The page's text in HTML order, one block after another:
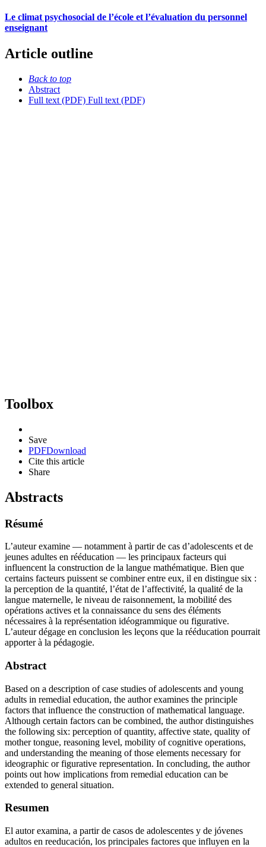
Le climat psychosocial de l’école et l’évaluation du personnel
enseignant
Article outline
Back to top
Abstract
Full text (PDF) Full text (PDF)
Toolbox
Save
PDFDownload
Cite this article
Share
Abstracts
Résumé
L’auteur examine — notamment à partir de cas d’adolescents et de
jeunes adultes en rééducation — les principaux facteurs qui
influencent la construction de la langue mathématique. Bien que
certains facteurs puissent se combiner entre eux, il en distingue six :
la perception de la quantité, l’état de l’affectivité, la qualité de la
langue maternelle, le niveau de raisonnement, la mobilité des
opérations actives et la connaissance du sens des éléments
nécessaires à la représentation idéogrammique ou figurative.
L’auteur dégage en conclusion les leçons que la rééducation pourrait
apporter à la pédagogie.
Abstract
Based on a description of case studies of adolescents and young
adults in remedial education, the author examines the principle
factors that influence the construction of mathematical language.
Although certain factors can be combined, the author distinguishes
the following six: perception of quantity, affective state, quality of
mother tongue, reasoning level, mobility of cognitive operations,
and understanding the meaning of those elements necessary for
ideographic or figurative representation. In concluding, the author
points out how implications from remedial education can be
extended to general situation.
Resumen
El autor examina, a partir de casos de adolescentes y de jóvenes
adultos en reeducación, los principales factores que influyen en la